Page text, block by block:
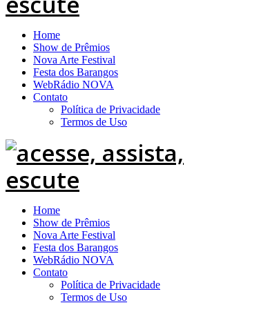
Home
Show de Prêmios
Nova Arte Festival
Festa dos Barangos
WebRádio NOVA
Contato
Política de Privacidade
Termos de Uso
Home
Show de Prêmios
Nova Arte Festival
Festa dos Barangos
WebRádio NOVA
Contato
Política de Privacidade
Termos de Uso